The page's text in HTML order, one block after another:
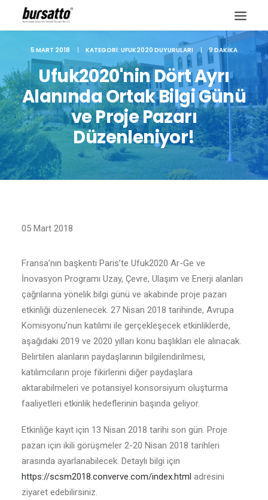
5 MART 2018 | KATEGORI: UFUK2020 DUYURULARI | 9 DAKIKA
Ufuk2020'nin Dört Ayrı
Alanında Ortak Bilgi Günü
ve Proje Pazarı
Düzenleniyor!
05 Mart 2018
Fransa’nın başkenti Paris’te Ufuk2020 Ar-Ge ve
İnovasyon Programı Uzay, Çevre, Ulaşım ve Enerji alanları
çağrılarına yönelik bilgi günü ve akabinde proje pazarı
etkinliği düzenlenecek. 27 Nisan 2018 tarihinde, Avrupa
Komisyonu’nun katılımı ile gerçekleşecek etkinliklerde,
aşağıdaki 2019 ve 2020 yılları konu başlıkları ele alınacak.
Belirtilen alanların paydaşlarının bilgilendirilmesi,
katılımcıların proje fikirlerini diğer paydaşlara
aktarabilmeleri ve potansiyel konsorsiyum oluşturma
faaliyetleri etkinlik hedeflerinin başında geliyor.
Etkinliğe kayıt için 13 Nisan 2018 tarihi son gün. Proje
pazarı için ikili görüşmeler 2-20 Nisan 2018 tarihleri
arasında ayarlanabilecek. Detaylı bilgi için
https://scsm2018.converve.com/index.html adresini
ziyaret edebilirsiniz.